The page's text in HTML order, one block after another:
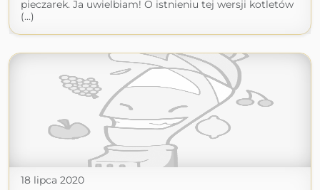
pieczarek. Ja uwielbiam! O istnieniu tej wersji kotletów
(...)
18 lipca 2020